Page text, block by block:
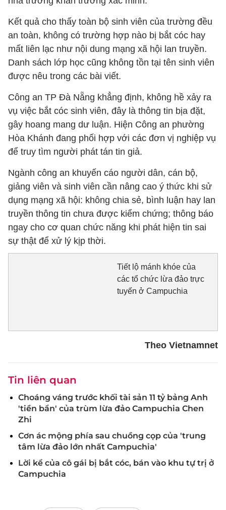
Kết quả cho thấy toàn bộ sinh viên của trường đều
an toàn, không có trường hợp nào bị bắt cóc hay
mất liên lạc như nội dung mạng xã hội lan truyền.
Danh sách lớp học cũng không tồn tại tên sinh viên
được nêu trong các bài viết.
Công an TP Đà Nẵng khẳng định, không hề xảy ra
vụ việc bắt cóc sinh viên, đây là thông tin bịa đặt,
gây hoang mang dư luận. Hiện Công an phường
Hòa Khánh đang phối hợp với các đơn vị nghiệp vụ
để truy tìm người phát tán tin giả.
Ngành công an khuyến cáo người dân, cán bộ,
giảng viên và sinh viên cần nâng cao ý thức khi sử
dụng mạng xã hội: không chia sẻ, bình luận hay lan
truyền thông tin chưa được kiểm chứng; thông báo
ngay cho cơ quan chức năng khi phát hiện tin sai
sự thật để xử lý kịp thời.
Tiết lộ mánh khóe của
các tổ chức lừa đảo trực
tuyến ở Campuchia
Theo Vietnamnet
Tin liên quan
Choáng váng trước khối tài sản 11 tỷ bảng Anh
'tiền bẩn' của trùm lừa đảo Campuchia Chen
Zhi
Cơn ác mộng phía sau chuồng cọp của 'trung
tâm lừa đảo lớn nhất Campuchia'
Lời kể của cô gái bị bắt cóc, bán vào khu tự trị ở
Campuchia